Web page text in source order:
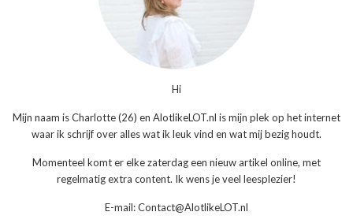
Hi
Mijn naam is Charlotte (26) en AlotlikeLOT.nl is mijn plek op het internet
waar ik schrijf over alles wat ik leuk vind en wat mij bezig houdt.
Momenteel komt er elke zaterdag een nieuw artikel online, met
regelmatig extra content. Ik wens je veel leesplezier!
E-mail: Contact@AlotlikeLOT.nl